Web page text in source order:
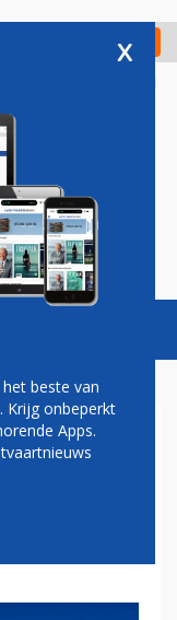
Check in
Vacatures
x
beste van
Krijg onbeperkt
Apps.